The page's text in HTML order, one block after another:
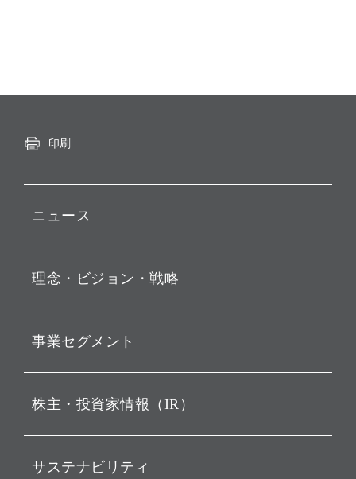
印刷
ニュース
お知らせ
動画配信
理念・ビジョン・戦略
経営理念
ビジョン
戦略
バリュー
ソフトバンクグループの歩
事業セグメント
ソフトバンク・ビジョン・
株主・投資家情報（IR）
IRカレンダー
サステナビリティ